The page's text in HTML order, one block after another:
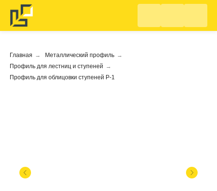
Главная → Металлический профиль →
Профиль для лестниц и ступеней →
Профиль для облицовки ступеней Р-1